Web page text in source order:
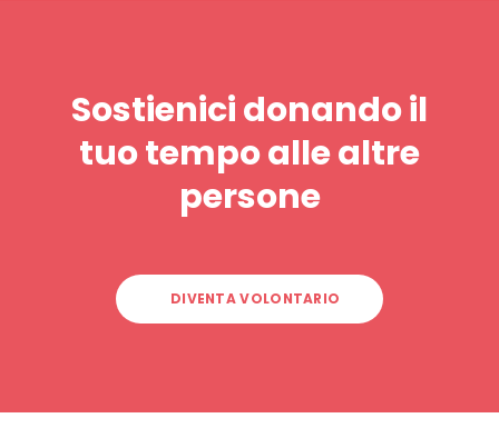
Sostienici donando il
tuo tempo alle altre
persone
DIVENTA VOLONTARIO